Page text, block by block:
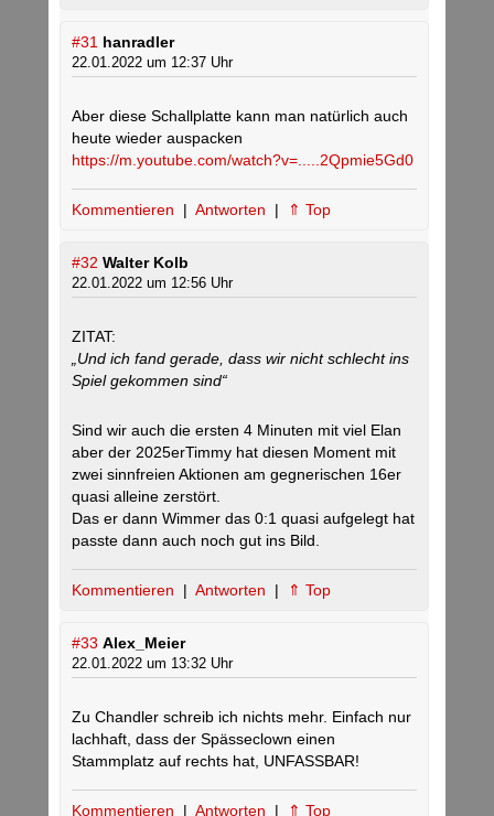
#31 hanradler
22.01.2022 um 12:37 Uhr
Aber diese Schallplatte kann man natürlich auch
heute wieder auspacken
https://m.youtube.com/watch?v=.....2Qpmie5Gd0
Kommentieren | Antworten | ⇑ Top
#32 Walter Kolb
22.01.2022 um 12:56 Uhr
ZITAT:
„Und ich fand gerade, dass wir nicht schlecht ins
Spiel gekommen sind“
Sind wir auch die ersten 4 Minuten mit viel Elan
aber der 2025erTimmy hat diesen Moment mit
zwei sinnfreien Aktionen am gegnerischen 16er
quasi alleine zerstört.
Das er dann Wimmer das 0:1 quasi aufgelegt hat
passte dann auch noch gut ins Bild.
Kommentieren | Antworten | ⇑ Top
#33 Alex_Meier
22.01.2022 um 13:32 Uhr
Zu Chandler schreib ich nichts mehr. Einfach nur
lachhaft, dass der Spässeclown einen
Stammplatz auf rechts hat, UNFASSBAR!
Kommentieren | Antworten | ⇑ Top